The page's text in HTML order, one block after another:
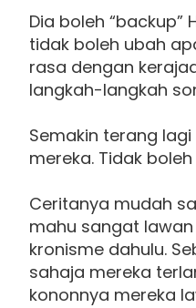
Dia boleh “backup”
tidak boleh ubah
rasa dengan
langkah-langkah
Semakin terang
mereka. Tidak
Ceritanya mudah
mahu sangat
kronisme dahulu.
sahaja mereka
kononnya mereka